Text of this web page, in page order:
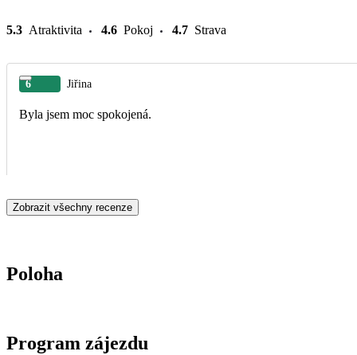
5.3 Atraktivita 4.6 Pokoj 4.7 Strava
6 Jiřina
Byla jsem moc spokojená.
Zobrazit všechny recenze
Poloha
Program zájezdu